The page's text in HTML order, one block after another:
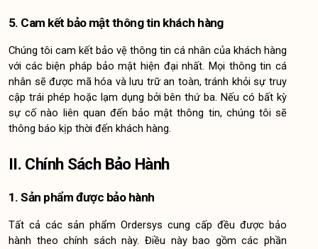
5. Cam kết bảo mật thông tin khách hàng
Chúng tôi cam kết bảo vệ thông tin cá nhân của khách hàng
với các biện pháp bảo mật hiện đại nhất. Mọi thông tin cá
nhân sẽ được mã hóa và lưu trữ an toàn, tránh khỏi sự truy
cập trái phép hoặc lạm dụng bởi bên thứ ba. Nếu có bất kỳ
sự cố nào liên quan đến bảo mật thông tin, chúng tôi sẽ
thông báo kịp thời đến khách hàng.
II. Chính Sách Bảo Hành
1. Sản phẩm được bảo hành
Tất cả các sản phẩm Ordersys cung cấp đều được bảo
hành theo chính sách này. Điều này bao gồm các phần